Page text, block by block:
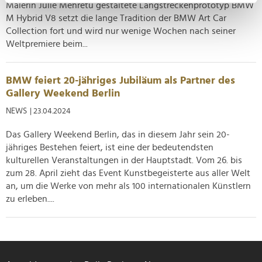
bestimmten Merkmalen (Fingerprinting) identifizieren
Erfahren Sie mehr darüber, wie Ihre persönlichen Daten
verarbeitet werden, und legen Sie Ihre Präferenzen im
Wir verwenden Cookies, um Inhalte und Anzeigen zu
personalisieren, Funktionen für soziale Medien anbieten
zu können und die Zugriffe auf unsere Website zu
analysieren. Außerdem geben wir Informationen zu Ihrer
Verwendung unserer Website an unsere Partner für
soziale Medien, Werbung und Analysen weiter. Unsere
Partner führen diese Informationen möglicherweise mit
weiteren Daten zusammen, die Sie ihnen bereitgestellt
haben oder die sie im Rahmen Ihrer Nutzung der Dienste
Malerin Julie Mehretu gestaltete Langstreckenprototyp BMW
M Hybrid V8 setzt die lange Tradition der BMW Art Car
Collection fort und wird nur wenige Wochen nach seiner
Weltpremiere beim...
BMW feiert 20-jähriges Jubiläum als Partner des
Gallery Weekend Berlin
NEWS | 23.04.2024
Das Gallery Weekend Berlin, das in diesem Jahr sein 20-
jähriges Bestehen feiert, ist eine der bedeutendsten
kulturellen Veranstaltungen in der Hauptstadt. Vom 26. bis
zum 28. April zieht das Event Kunstbegeisterte aus aller Welt
an, um die Werke von mehr als 100 internationalen Künstlern
zu erleben....